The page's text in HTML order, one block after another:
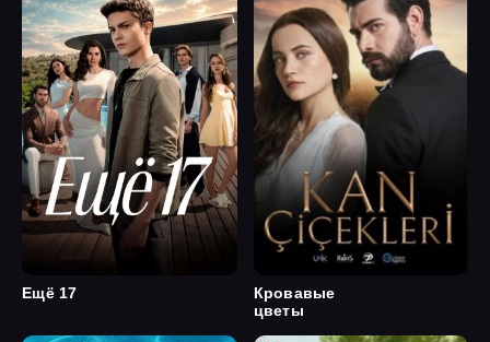
Ещё 17
Кровавые
цветы